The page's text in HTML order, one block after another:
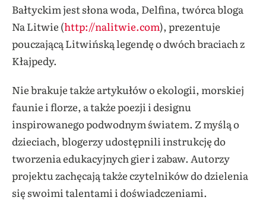
Bałtyckim jest słona woda, Delfina, twórca bloga
Na Litwie (http://nalitwie.com), prezentuje
pouczającą Litwińską legendę o dwóch braciach z
Kłajpedy.
Nie brakuje także artykułów o ekologii, morskiej
faunie i florze, a także poezji i designu
inspirowanego podwodnym światem. Z myślą o
dzieciach, blogerzy udostępnili instrukcję do
tworzenia edukacyjnych gier i zabaw. Autorzy
projektu zachęcają także czytelników do dzielenia
się swoimi talentami i doświadczeniami.